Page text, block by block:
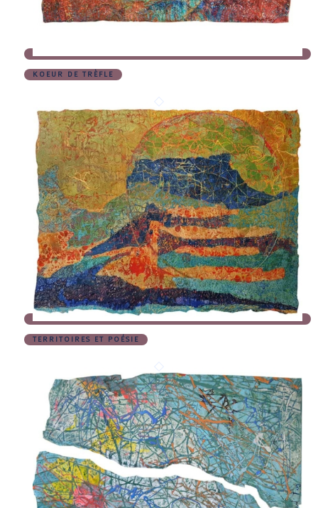
KOEUR DE TRÈFLE
TERRITOIRES ET POÉSIE